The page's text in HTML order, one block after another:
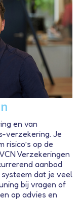
en van
verzekering. Je
risico’s op de
Verzekeringen
aanbod
dat je veel
bij vragen of
op advies en